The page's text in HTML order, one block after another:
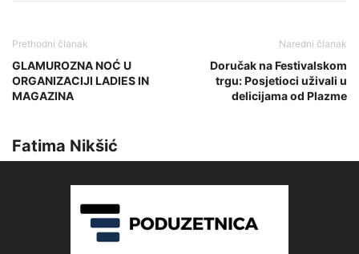
Prethodni članak
GLAMUROZNA NOĆ U
ORGANIZACIJI LADIES IN
MAGAZINA
Naredni članak
Doručak na Festivalskom
trgu: Posjetioci uživali u
delicijama od Plazme
Fatima Nikšić